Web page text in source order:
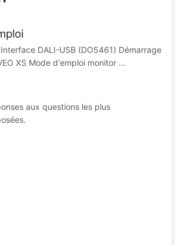
DALI-USB (DO5461) Démarrage
XS Mode d'emploi monitor ...
aux questions les plus